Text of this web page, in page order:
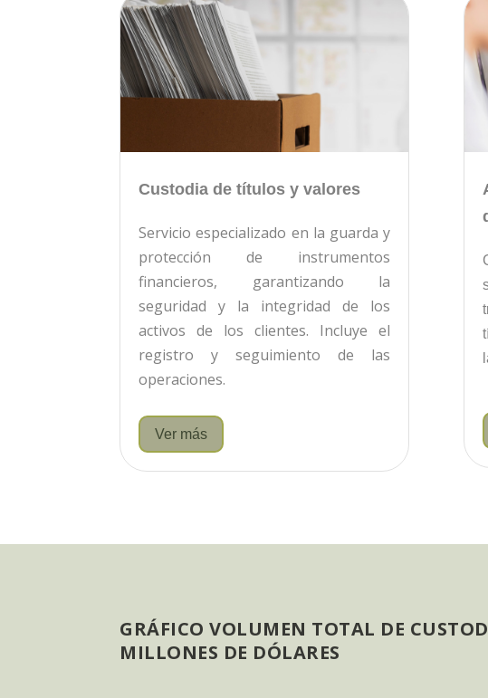
Custodia de títulos y valores
Servicio especializado en la guarda y
protección de instrumentos
financieros, garantizando la
seguridad y la integridad de los
activos de los clientes. Incluye el
registro y seguimiento de las
operaciones.
Ver más
GRÁFICO VOLUMEN TOTAL DE
MILLONES DE DÓLARES